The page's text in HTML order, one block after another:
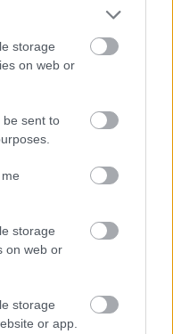
storage
on web or
be sent to
storage
on web or
storage
or app.
egy évvel